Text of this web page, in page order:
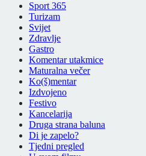
Sport 365
Turizam
Svijet
Zdravlje
Gastro
Komentar utakmice
Maturalna večer
Ko(š)mentar
Izdvojeno
Festivo
Kancelarija
Druga strana baluna
Di je zapelo?
Tjedni pregled